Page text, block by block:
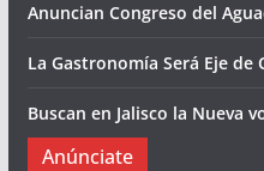
Anuncian Congreso del
La Gastronomía Será Eje de
Buscan en Jalisco la Nueva
Anúnciate